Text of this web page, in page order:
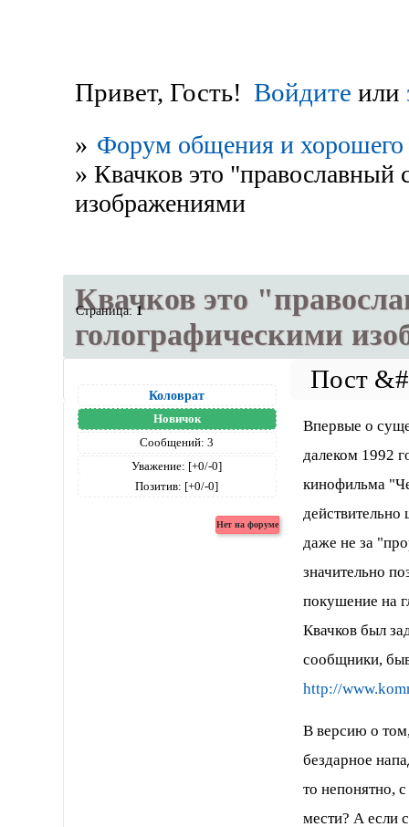
Привет, Гость! Войдите или
» Форум общения и хорошего
» Квачков это "православный
изображениями
Квачков это
голографическими
Страница:1
Коловрат
Новичок
Сообщений: 3
Уважение: [+0/-0]
Позитив: [+0/-0]
Впервые о
далеком 1992
кинофильма
даже не за
значительно
покушение на
Квачков был
сообщники,
http://
В версию о
бездарное
то непонятно,
мести? А если